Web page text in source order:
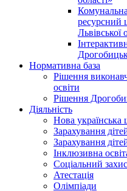
ресурсний
Львівської
Нормативна база
Рішення
освіти
Рішення
Діяльність
Нова українська
Зарахування
Зарахування
Інклюзивна
Соціальний
Атестація
Олімпіади